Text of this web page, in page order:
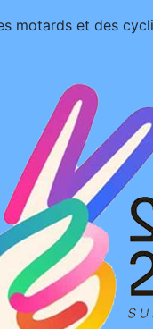
motards et des